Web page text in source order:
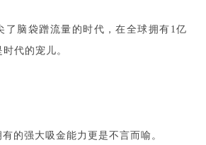
了脑袋蹭流量的时代，在全球拥有1亿
代的宠儿。
的强大吸金能力更是不言而喻。